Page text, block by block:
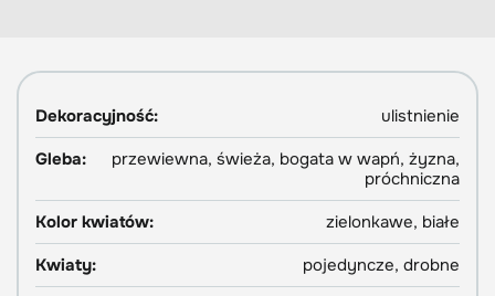
Dekoracyjność:
ulistnienie
Gleba:
przewiewna, świeża, bogata w wapń, żyzna,
próchniczna
Kolor kwiatów:
zielonkawe, białe
Kwiaty:
pojedyncze, drobne